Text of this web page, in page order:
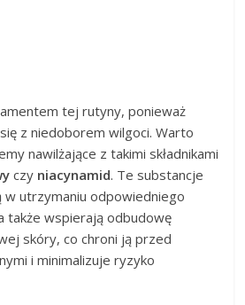
tej rutyny, ponieważ
z niedoborem wilgoci. Warto
nawilżające z takimi składnikami
czy niacynamid. Te substancje
w utrzymaniu odpowiedniego
także wspierają odbudowę
skóry, co chroni ją przed
i minimalizuje ryzyko